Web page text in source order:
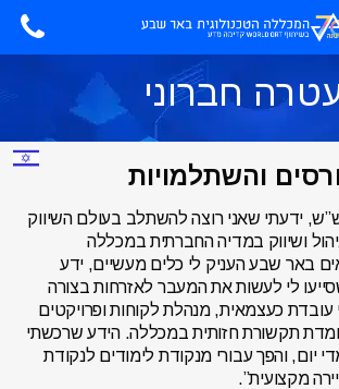
חברוני
והשתלמויות
ידעתי שאני רוצה להשתלב בעולם השיווק
ושיווק במדיה החברתית במכללה
באר שבע העניק לי כלים מעשיים, ידע
שסייעו לי לעשות את המעבר לאזרחות בצורה
עובדת כעצמאית, מנהלת לקוחות ופרויקטים
תקשורת חזותית במכללה. הידע שרכשתי
יום, והפך עבורי מנקודת לימודים לנקודת
מקצועית”.